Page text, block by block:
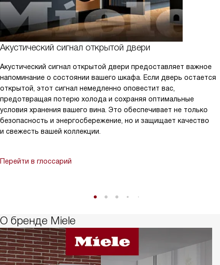
Акустический сигнал открытой двери
Акустический сигнал открытой двери предоставляет важное
напоминание о состоянии вашего шкафа. Если дверь остается
открытой, этот сигнал немедленно оповестит вас,
предотвращая потерю холода и сохраняя оптимальные
условия хранения вашего вина. Это обеспечивает не только
безопасность и энергосбережение, но и защищает качество
и свежесть вашей коллекции.
Перейти в глоссарий
О бренде Miele